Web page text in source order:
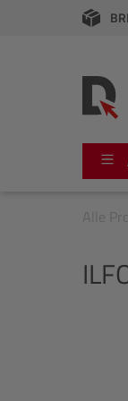
Zur
Video
Alle